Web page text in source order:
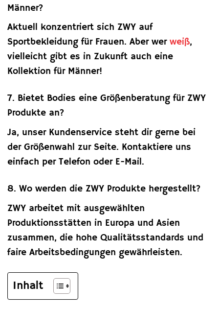
Männer?
Aktuell konzentriert sich ZWY auf
Sportbekleidung für Frauen. Aber wer weiß,
vielleicht gibt es in Zukunft auch eine
Kollektion für Männer!
7. Bietet Bodies eine Größenberatung für ZWY
Produkte an?
Ja, unser Kundenservice steht dir gerne bei
der Größenwahl zur Seite. Kontaktiere uns
einfach per Telefon oder E-Mail.
8. Wo werden die ZWY Produkte hergestellt?
ZWY arbeitet mit ausgewählten
Produktionsstätten in Europa und Asien
zusammen, die hohe Qualitätsstandards und
faire Arbeitsbedingungen gewährleisten.
Inhalt